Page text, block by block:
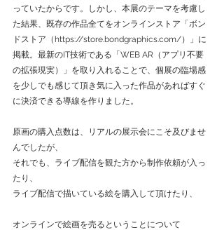
っていたからです。しかし、本展のテーマを考慮し
た結果、既存の作品全てをオンラインストア「ボン
ドストア（https://store.bondgraphics.com/）」に
掲載。最新のIT技術である「WEB AR（アプリ不要
の拡張現実）」を取り入れることで、個展の臨場感
を少しでも感じて頂き気に入った作品があればすぐ
に決済できる導線を作りました。
原画の購入点数は、リアルの展示会にこそ及びませ
んでしたが、
それでも、ライブ配信を観た方から制作依頼が入っ
たり、
ライブ配信で描いている絵を購入して頂けたり、
オンラインで絵画を売るということについて